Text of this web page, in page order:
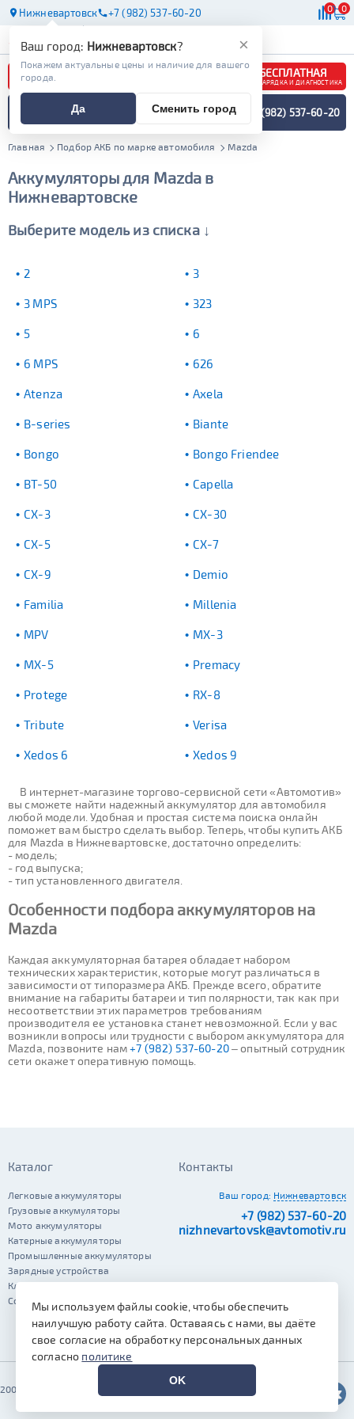
Нижневартовск +7 (982) 537-60-20 0 0
АКБ
БЕСПЛАТНАЯ
ЗАРЯДКА И ДИАГНОСТИКА
ПОДБОР АККУМУЛЯТОРА
СПЕЦИАЛИСТОМ +7 (982) 537-60-20
Главная Подбор АКБ по марке автомобиля Mazda
Аккумуляторы для Mazda в
Нижневартовске
Выберите модель из списка ↓
2 3
3 MPS 323
5 6
6 MPS 626
Atenza Axela
B-series Biante
Bongo Bongo Friendee
BT-50 Capella
CX-3 CX-30
CX-5 CX-7
CX-9 Demio
Familia Millenia
MPV MX-3
MX-5 Premacy
Protege RX-8
Tribute Verisa
Xedos 6 Xedos 9
В интернет-магазине торгово-сервисной сети «Автомотив»
вы сможете найти надежный аккумулятор для автомобиля
любой модели. Удобная и простая система поиска онлайн
поможет вам быстро сделать выбор. Теперь, чтобы купить АКБ
для Mazda в Нижневартовске, достаточно определить:
- модель;
- год выпуска;
- тип установленного двигателя.
Особенности подбора аккумуляторов на
Mazda
Каждая аккумуляторная батарея обладает набором
технических характеристик, которые могут различаться в
зависимости от типоразмера АКБ. Прежде всего, обратите
внимание на габариты батареи и тип полярности, так как при
несоответствии этих параметров требованиям
производителя ее установка станет невозможной. Если у вас
возникли вопросы или трудности с выбором аккумулятора для
Mazda, позвоните нам+7 (982) 537-60-20– опытный сотрудник
сети окажет оперативную помощь.
×
Ваш город: Нижневартовск?
Покажем актуальные цены и наличие для вашего
города.
Да Сменить город
Каталог
Легковые аккумуляторы
Грузовые аккумуляторы
Мото аккумуляторы
Катерные аккумуляторы
Промышленные аккумуляторы
Зарядные устройства
Клеммы
Сопутствующие автотовары
Контакты
Ваш город: Нижневартовск
+7 (982) 537-60-20
nizhnevartovsk@avtomotiv.ru
2002–2026 © Автомотив
Мы используем файлы cookie, чтобы обеспечить
наилучшую работу сайта. Оставаясь с нами, вы даёте
свое согласие на обработку персональных данных
согласно политике
OK